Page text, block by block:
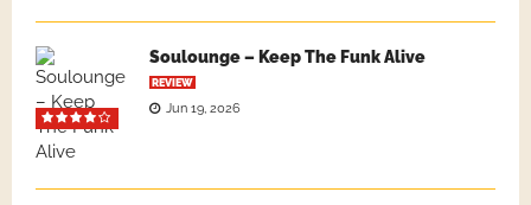
Soulounge – Keep The Funk Alive
REVIEW
Jun 19, 2026